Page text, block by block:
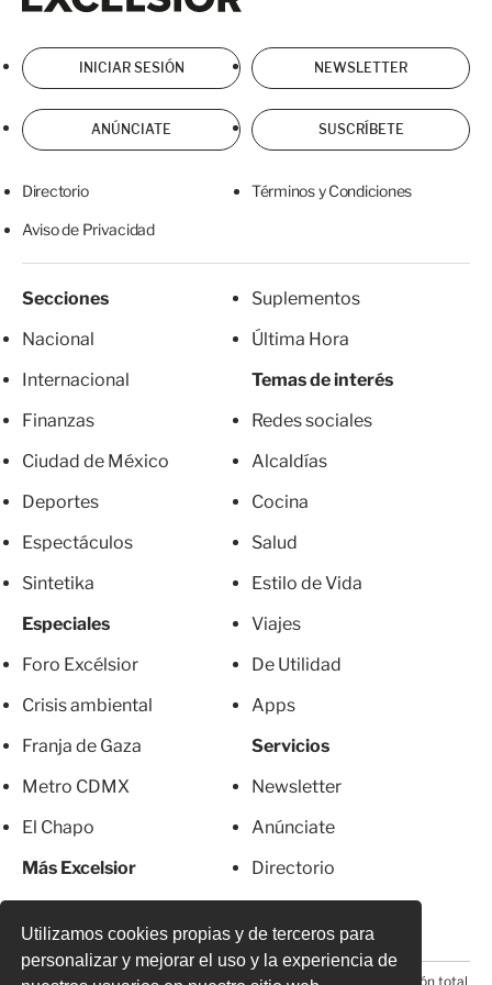
Utilizamos cookies propias y de terceros para
personalizar y mejorar el uso y la experiencia de
INICIAR SESIÓN NEWSLETTER
ANÚNCIATE SUSCRÍBETE
Directorio Términos y Condiciones
Aviso de Privacidad
Secciones
Nacional
Internacional
Finanzas
Ciudad de México
Deportes
Espectáculos
Sintetika
Especiales
Foro Excélsior
Crisis ambiental
Franja de Gaza
Metro CDMX
El Chapo
Más Excelsior
Suplementos
Última Hora
Temas de interés
Redes sociales
Alcaldías
Cocina
Salud
Estilo de Vida
Viajes
De Utilidad
Apps
Servicios
Newsletter
Anúnciate
Directorio
© 2026 Todos los derechos reservados. Prohibida la reproducción total